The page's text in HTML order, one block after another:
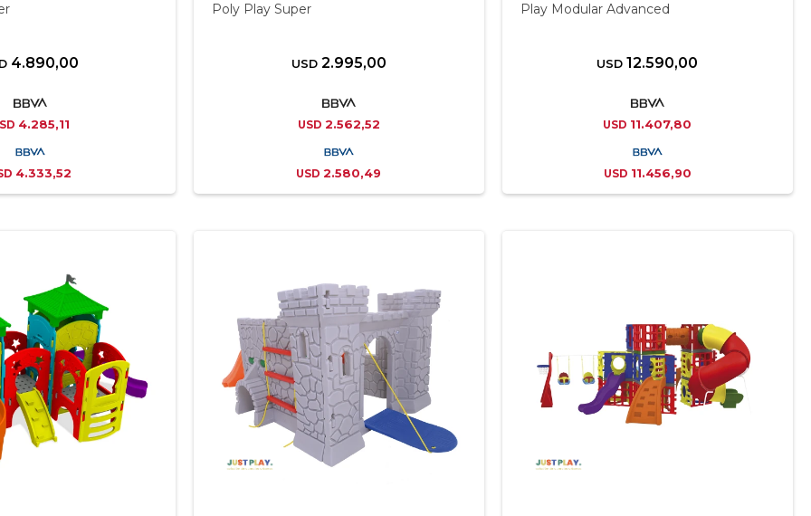
4.890,00
4.285,11
4.333,52
Poly Play Super
USD 2.995,00
USD 2.562,52
USD 2.580,49
Play Modular Advanced
USD 12.590,00
USD 11.407,80
USD 11.456,90